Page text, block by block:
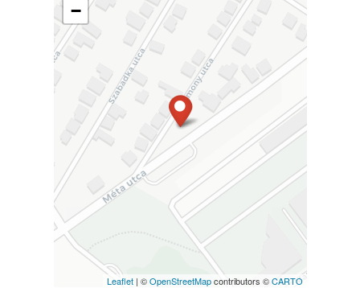
−
Leaflet| ©OpenStreetMapcontributors ©CARTO